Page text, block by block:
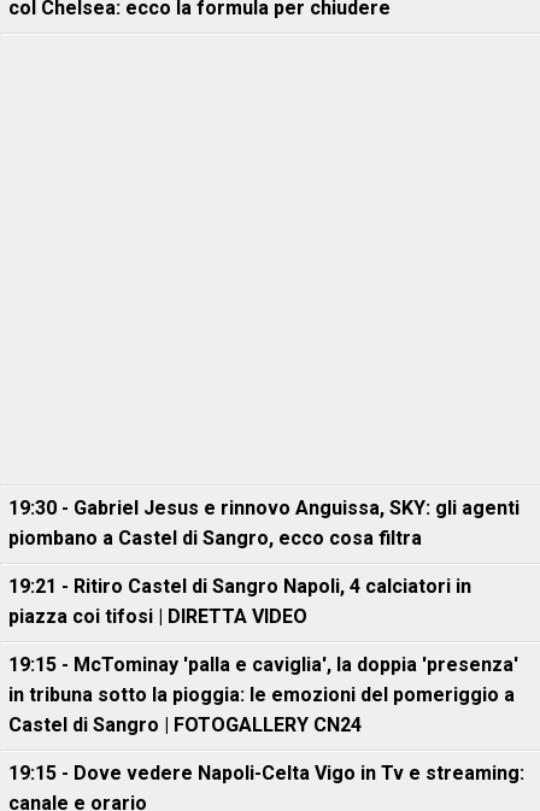
col Chelsea: ecco la formula per chiudere
19:30 - Gabriel Jesus e rinnovo Anguissa, SKY: gli agenti
piombano a Castel di Sangro, ecco cosa filtra
19:21 - Ritiro Castel di Sangro Napoli, 4 calciatori in
piazza coi tifosi | DIRETTA VIDEO
19:15 - McTominay 'palla e caviglia', la doppia 'presenza'
in tribuna sotto la pioggia: le emozioni del pomeriggio a
Castel di Sangro | FOTOGALLERY CN24
19:15 - Dove vedere Napoli-Celta Vigo in Tv e streaming:
canale e orario